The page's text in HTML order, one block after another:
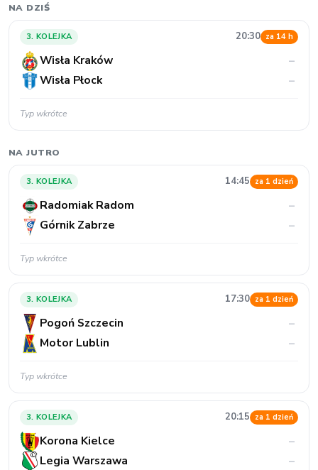
NA DZIŚ
3. KOLEJKA 20:30 za 14 h
Wisła Kraków
–
Wisła Płock
–
Typ wkrótce
NA JUTRO
3. KOLEJKA 14:45 za 1 dzień
Radomiak Radom
–
Górnik Zabrze
–
Typ wkrótce
3. KOLEJKA 17:30 za 1 dzień
Pogoń Szczecin
–
Motor Lublin
–
Typ wkrótce
3. KOLEJKA 20:15 za 1 dzień
Korona Kielce
–
Legia Warszawa
–